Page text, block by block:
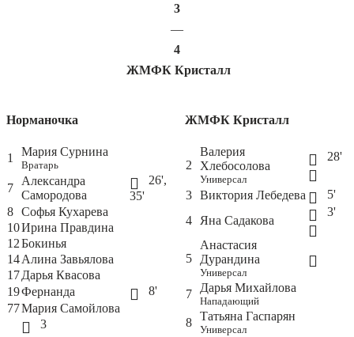
3
—
4
ЖМФК Кристалл
Норманочка
1 Мария Сурнина
Вратарь
7
Александра
Самородова
26',
35'
8 Софья Кухарева
10Ирина Правдина
12Бокинья
14Алина Завьялова
17Дарья Квасова
19Фернанда
8'
77Мария Самойлова
3
ЖМФК Кристалл
2
Валерия
Хлебосолова
Универсал
28'
3 Виктория Лебедева
5'
4
Яна Садакова
3'
5
Анастасия
Дурандина
Универсал
7 Дарья Михайлова
Нападающий
8 Татьяна Гаспарян
Универсал